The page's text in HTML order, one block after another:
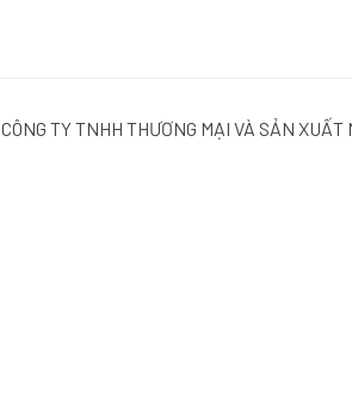
CÔNG TY TNHH THƯƠNG MẠI VÀ SẢN XUẤT